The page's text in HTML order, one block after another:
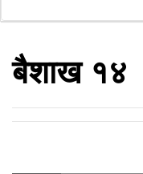
बैशाख १४